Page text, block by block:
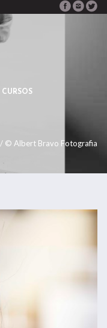
CURSOS
/ © Albert Bravo Fotografia